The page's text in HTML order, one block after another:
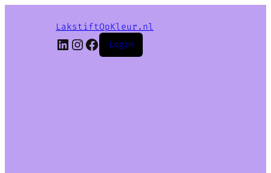
LakstiftOpKleur.nl
LinkedIn
Instagram
Facebook
Login